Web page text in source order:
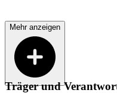
Mehr anzeigen
Träger und